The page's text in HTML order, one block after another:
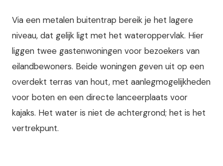
Via een metalen buitentrap bereik je het lagere
niveau, dat gelijk ligt met het wateroppervlak. Hier
liggen twee gastenwoningen voor bezoekers van
eilandbewoners. Beide woningen geven uit op een
overdekt terras van hout, met aanlegmogelijkheden
voor boten en een directe lanceerplaats voor
kajaks. Het water is niet de achtergrond; het is het
vertrekpunt.